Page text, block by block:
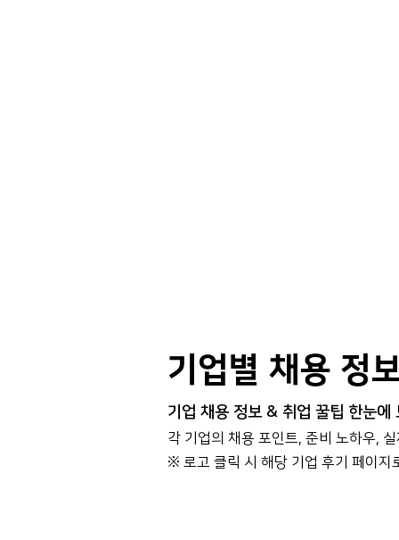
기업별 채용 정
기업 채용 정보 & 취업 꿀팁 한눈에
각 기업의 채용 포인트, 준비 노하우,
​※ 로고 클릭 시 해당 기업 후기 페이지